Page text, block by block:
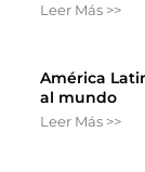
Leer Más >>
América
al mundo
Leer Más >>